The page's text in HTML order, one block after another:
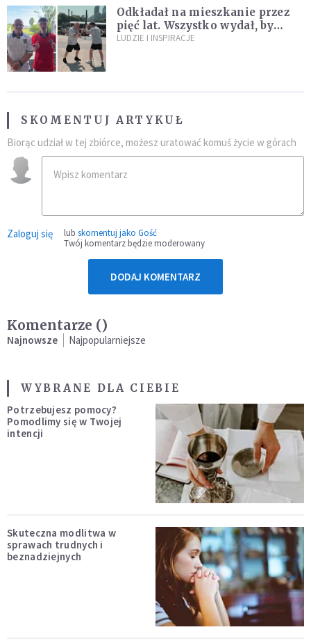
Odkładał na mieszkanie przez
pięć lat. Wszystko wydał, by
spełnić marzenie 80-letniego
LUDZIE I INSPIRACJE
SKOMENTUJ ARTYKUŁ
Biorąc udział w tej zbiórce, możesz uratować komuś życie w górach
Zaloguj się lub skomentuj jako Gość
Twój komentarz będzie moderowany
DODAJ KOMENTARZ
Komentarze ()
Najnowsze Najpopularniejsze
WYBRANE DLA CIEBIE
Potrzebujesz pomocy?
Pomodlimy się w Twojej
intencji
Skuteczna modlitwa w
sprawach trudnych i
beznadziejnych